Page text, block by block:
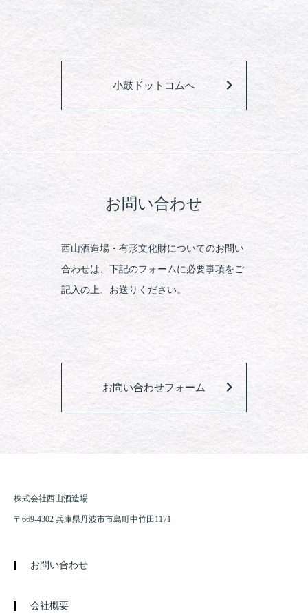
小鼓ドットコムへ
お問い合わせ
西山酒造場・有形文化財についてのお問い
合わせは、下記のフォームに必要事項をご
記入の上、お送りください。
お問い合わせフォーム
株式会社西山酒造場
〒669-4302 兵庫県丹波市市島町中竹田1171
お問い合わせ
会社概要